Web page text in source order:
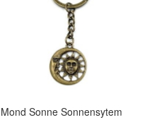
Mond Sonne Sonnensytem